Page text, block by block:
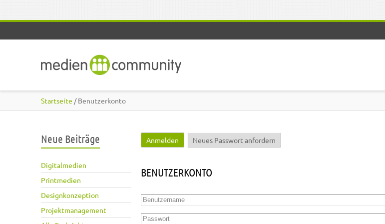
Startseite / Benutzerkonto
Neue Beiträge
Digitalmedien
Printmedien
Designkonzeption
Projektmanagement
Haupt-Reiter
Anmelden (aktiver Reiter)
Neues Passwort anfordern
BENUTZERKONTO
Benutzername
Passwort